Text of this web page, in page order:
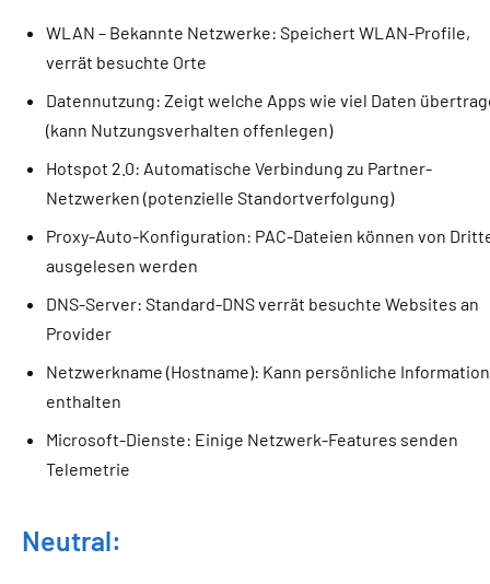
WLAN – Bekannte Netzwerke: Speichert WLAN-Profile,
verrät besuchte Orte
Datennutzung: Zeigt welche Apps wie viel Daten
(kann Nutzungsverhalten offenlegen)
Hotspot 2.0: Automatische Verbindung zu Partner-
Netzwerken (potenzielle Standortverfolgung)
Proxy-Auto-Konfiguration: PAC-Dateien können von
ausgelesen werden
DNS-Server: Standard-DNS verrät besuchte Websites an
Provider
Netzwerkname (Hostname): Kann persönliche
enthalten
Microsoft-Dienste: Einige Netzwerk-Features senden
Telemetrie
Neutral: